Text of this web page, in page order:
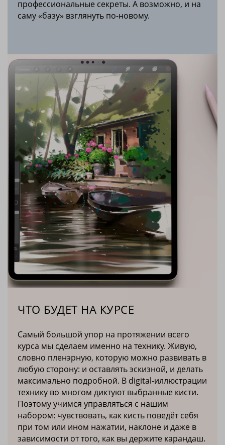
профессиональные секреты. А возможно, и на
саму «базу» взглянуть по-новому.
ЧТО БУДЕТ НА КУРСЕ
Самый большой упор на протяжении всего
курса мы сделаем именно на технику. Живую,
словно пленэрную, которую можно развивать в
любую сторону: и оставлять эскизной, и делать
максимально подробной. В digital-иллюстрации
технику во многом диктуют выбранные кисти.
Поэтому учимся управляться с нашим
набором: чувствовать, как кисть поведёт себя
при том или ином нажатии, наклоне и даже в
зависимости от того, как вы держите карандаш.